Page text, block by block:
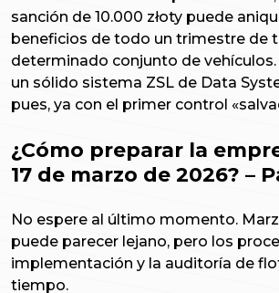
sanción de 10.000 złoty puede
beneficios de todo un trimestre de
determinado conjunto de vehículos.
un sólido sistema ZSL de Data
pues, ya con el primer control
¿Cómo preparar la
17 de marzo de 2026? –
No espere al último momento.
puede parecer lejano, pero los
implementación y la auditoría de
tiempo.